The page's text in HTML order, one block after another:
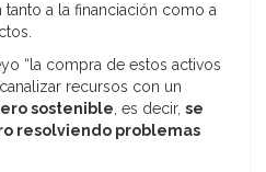
a la financiación como a
“la compra de estos activos
recursos con un
sostenible, es decir, se
resolviendo problemas